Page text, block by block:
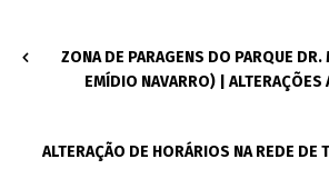
ZONA DE PARAGENS DO PARQUE DR.
EMÍDIO NAVARRO) | ALTERAÇÕES
ALTERAÇÃO DE HORÁRIOS NA REDE DE